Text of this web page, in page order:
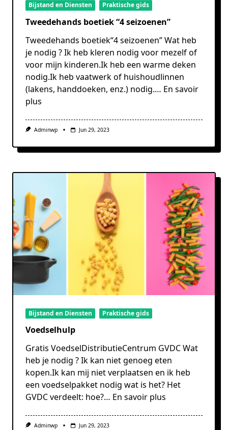
Bijstand en Diensten Praktische gids
Tweedehands boetiek “4 seizoenen”
Tweedehands boetiek“4 seizoenen” Wat heb
je nodig ? Ik heb kleren nodig voor mezelf of
voor mijn kinderen.Ik heb een warme deken
nodig.Ik heb vaatwerk of huishoudlinnen
(lakens, handdoeken, enz.) nodig.… En savoir
plus
Adminwp Jun 29, 2023
Bijstand en Diensten Praktische gids
Voedselhulp
Gratis VoedselDistributieCentrum GVDC Wat
heb je nodig ? Ik kan niet genoeg eten
kopen.Ik kan mij niet verplaatsen en ik heb
een voedselpakket nodig wat is het? Het
GVDC verdeelt: hoe?… En savoir plus
Adminwp Jun 29, 2023